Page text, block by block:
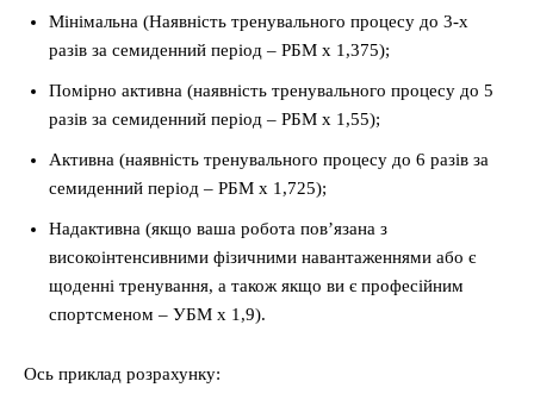
Мінімальна (Наявність тренувального процесу до 3-х
разів за семиденний період – РБМ х 1,375);
Помірно активна (наявність тренувального процесу до 5
разів за семиденний період – РБМ х 1,55);
Активна (наявність тренувального процесу до 6 разів за
семиденний період – РБМ х 1,725);
Надактивна (якщо ваша робота пов’язана з
високоінтенсивними фізичними навантаженнями або є
щоденні тренування, а також якщо ви є професійним
спортсменом – УБМ x 1,9).
Ось приклад розрахунку: